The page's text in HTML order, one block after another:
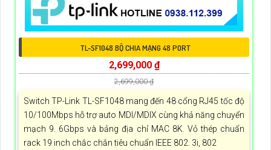
TL-SF1048 BỘ CHIA MẠNG 48 PORT
2,699,000 ₫
2,699,000 ₫
Switch TP-Link TL-SF1048 mang đến 48 cổng RJ45 tốc độ
10/100Mbps hỗ trợ auto MDI/MDIX cùng khả năng chuyển
mạch 9. 6Gbps và bảng địa chỉ MAC 8K. Vỏ thép chuẩn
rack 19 inch chắc chắn tiêu chuẩn IEEE 802. 3i, 802